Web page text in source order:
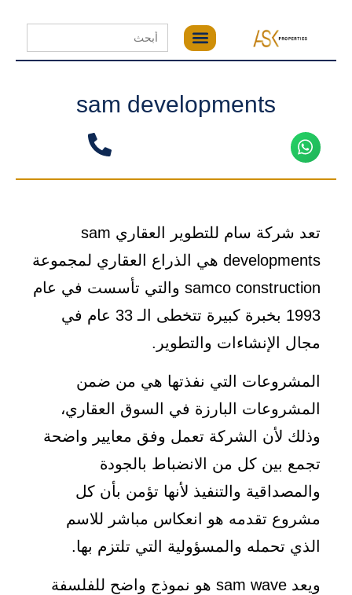
Search
for:
sam developments
تعد شركة سام للتطوير العقاري sam
developments هي الذراع العقاري لمجموعة
samco construction والتي تأسست في عام
1993 بخبرة كبيرة تتخطى الـ 33 عام في
مجال الإنشاءات والتطوير.
المشروعات التي نفذتها هي من ضمن
المشروعات البارزة في السوق العقاري،
وذلك لأن الشركة تعمل وفق معايير واضحة
تجمع بين كل من الانضباط بالجودة
والمصداقية والتنفيذ لأنها تؤمن بأن كل
مشروع تقدمه هو انعكاس مباشر للاسم
الذي تحمله والمسؤولية التي تلتزم بها.
ويعد sam wave هو نموذج واضح للفلسفة